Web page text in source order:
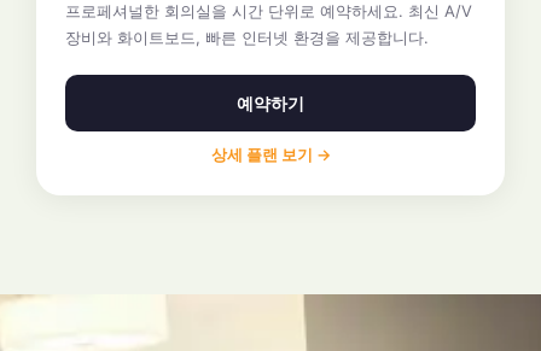
프로페셔널한 회의실을 시간 단위로 예약하세요. 최신 A/V
장비와 화이트보드, 빠른 인터넷 환경을 제공합니다.
예약하기
상세 플랜 보기 →